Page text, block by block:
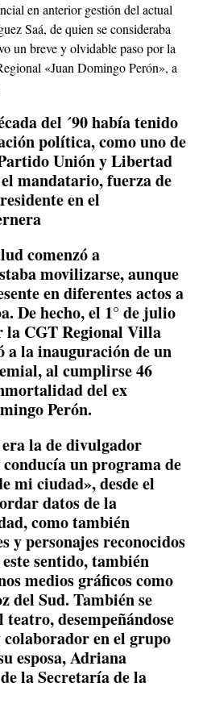
en anterior gestión del actual
Saá, de quien se consideraba
un breve y olvidable paso por la
«Juan Domingo Perón», a
del ´90 había tenido
política, como uno de
Unión y Libertad
mandatario, fuerza de
en el
comenzó a
movilizarse, aunque
en diferentes actos a
De hecho, el 1° de julio
la CGT Regional Villa
a la inauguración de un
al cumplirse 46
del ex
Perón.
la de divulgador
un programa de
mi ciudad», desde el
datos de la
como también
y personajes reconocidos
sentido, también
medios gráficos como
del Sud. También se
desempeñándose
colaborador en el grupo
esposa, Adriana
la Secretaría de la